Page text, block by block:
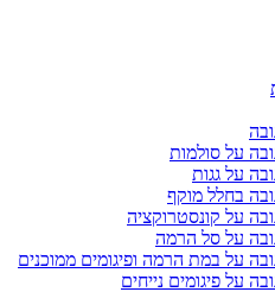
על סולמות
על גגות
בחלל מוקף
על קונסטרוקציה
על סל הרמה
על במת הרמה ופיגומים ממוכנים
על פיגומים נייחים